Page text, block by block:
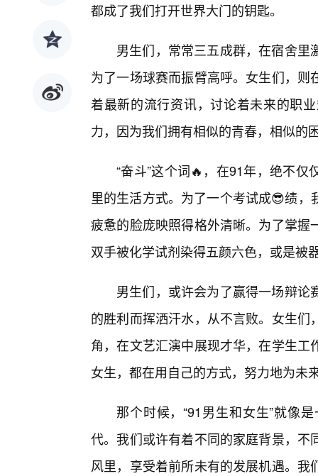
都成了我们打开世界大门的钥匙。
男生们，常常三五成群，在宿舍
为了一场球赛而振臂高呼。女生们，
着最新的流行资讯，讨论着未来的职
力，因为我们拥有相似的青春，相似的
“奋斗”这个词🔥，在91年，绝不
里的生活方式。为了一个考试成😎绩
疲惫的脸庞映照得格外清晰。为了掌
双手被化学试剂染得五颜六色，或是被
男生们，或许会为了赢得一场辩
的胜利而挥洒汗水，从不言败。女生
角，在文艺汇演中展现才华，在学生
女生，都在用自己的方式，努力地为未
那个时候，“91男生和女生”就像
代。我们或许有着不同的家庭背景，
风里，享受着前所未有的发展机遇。